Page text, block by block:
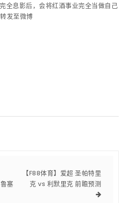
全息影后，会将红酒事业完全当做自己
发至微博
塞
【F88体育】爱超 圣帕特里
克 vs 利默里克 前瞻预测